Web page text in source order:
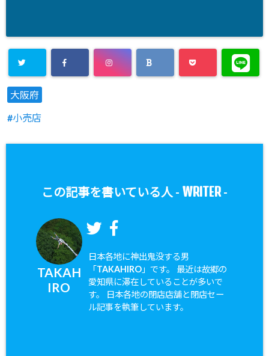
大阪府
小売店
この記事を書いている人 - WRITER-
TAKAH
IRO
日本各地に神出鬼没する男
「TAKAHIRO」です。 最近は故郷の
愛知県に滞在していることが多いで
す。 日本各地の閉店店舗と閉店セー
ル記事を執筆しています。